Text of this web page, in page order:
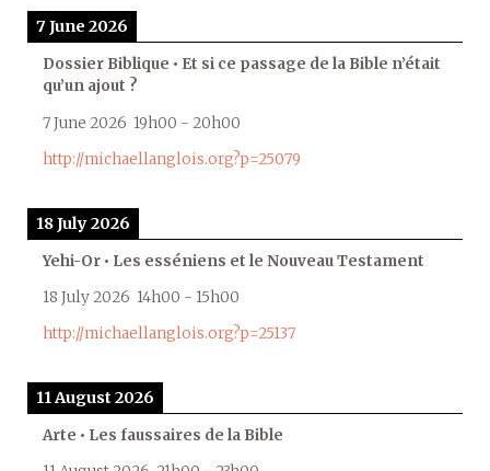
7 June 2026
Dossier Biblique • Et si ce passage de la Bible n’était
qu’un ajout ?
7 June 2026 19h00 - 20h00
http://michaellanglois.org?p=25079
18 July 2026
Yehi-Or • Les esséniens et le Nouveau Testament
18 July 2026 14h00 - 15h00
http://michaellanglois.org?p=25137
11 August 2026
Arte • Les faussaires de la Bible